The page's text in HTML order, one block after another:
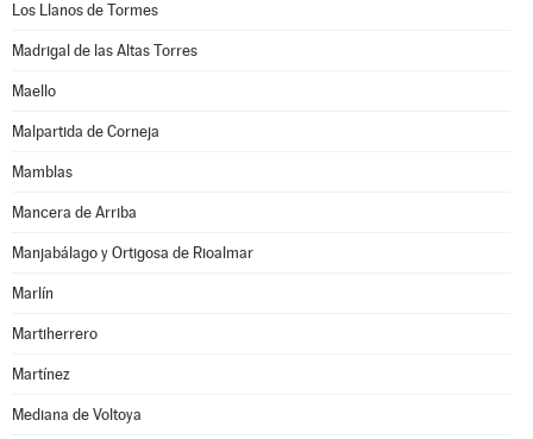
Los Llanos de Tormes
Madrigal de las Altas Torres
Maello
Malpartida de Corneja
Mamblas
Mancera de Arriba
Manjabálago y Ortigosa de Rioalmar
Marlín
Martiherrero
Martínez
Mediana de Voltoya